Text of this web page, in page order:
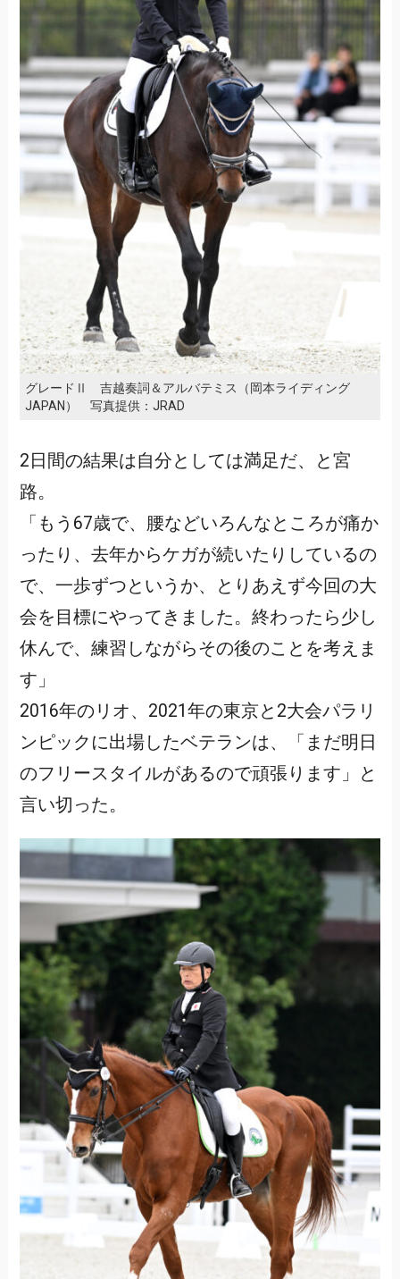
グレードⅡ 吉越奏詞＆アルバテミス（岡本ライディング
JAPAN） 写真提供：JRAD
2日間の結果は自分としては満足だ、と宮
路。
「もう67歳で、腰などいろんなところが痛か
ったり、去年からケガが続いたりしているの
で、一歩ずつというか、とりあえず今回の大
会を目標にやってきました。終わったら少し
休んで、練習しながらその後のことを考えま
す」
2016年のリオ、2021年の東京と2大会パラリ
ンピックに出場したベテランは、「まだ明日
のフリースタイルがあるので頑張ります」と
言い切った。